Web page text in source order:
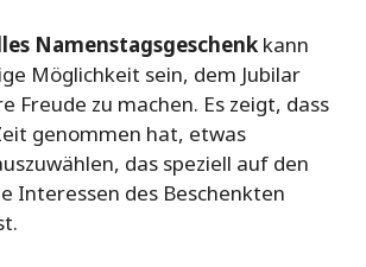
Namenstagsgeschenk kann
Möglichkeit sein, dem Jubilar
Freude zu machen. Es zeigt, dass
genommen hat, etwas
das speziell auf den
Interessen des Beschenkten